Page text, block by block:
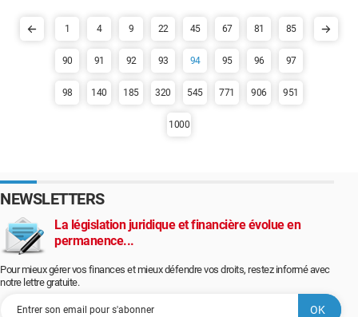
1 4 9 22 45 67 81 85
90 91 92 93 94 95 96 97
98 140 185 320 545 771 906 951
1000
NEWSLETTERS
La législation juridique et financière évolue en
permanence...
Pour mieux gérer vos finances et mieux défendre vos droits, restez informé avec
notre lettre gratuite.